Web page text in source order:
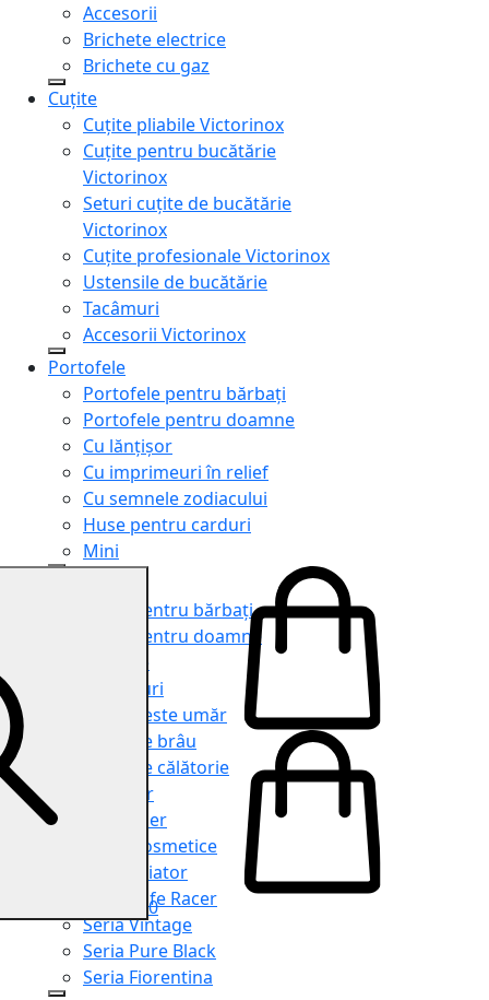
Accesorii
Brichete electrice
Brichete cu gaz
Cuțite
Cuțite pliabile Victorinox
Cuțite pentru bucătărie
Victorinox
Seturi cuțite de bucătărie
Victorinox
Cuțite profesionale Victorinox
Ustensile de bucătărie
Tacâmuri
Accesorii Victorinox
Portofele
Portofele pentru bărbați
Portofele pentru doamne
Cu lănțișor
Cu imprimeuri în relief
Cu semnele zodiacului
Huse pentru carduri
Mini
Genți pentru bărbați
Genți pentru doamne
Serviete
Rucsacuri
Genți peste umăr
Genți de brâu
Genți de călătorie
Shopper
Organiser
Truse cosmetice
Seria Aviator
Seria Cafe Racer
Seria Vintage
Seria Pure Black
Seria Fiorentina
0